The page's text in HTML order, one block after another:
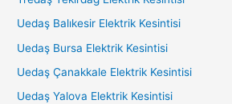
Uedaş Balıkesir Elektrik Kesintisi
Uedaş Bursa Elektrik Kesintisi
Uedaş Çanakkale Elektrik Kesintisi
Uedaş Yalova Elektrik Kesintisi